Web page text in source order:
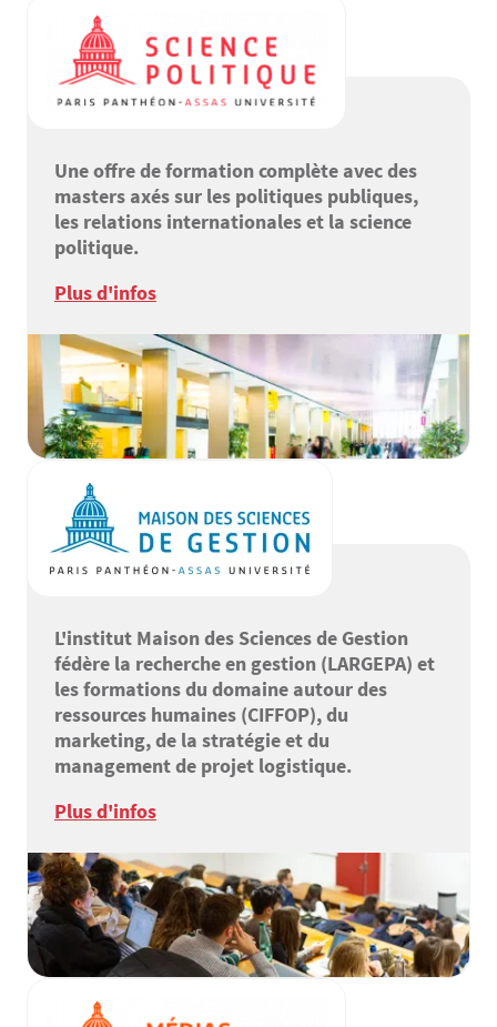
Une offre de formation complète avec des
masters axés sur les politiques publiques,
les relations internationales et la science
politique.
Plus d'infos
L'institut Maison des Sciences de Gestion
fédère la recherche en gestion (LARGEPA) et
les formations du domaine autour des
ressources humaines (CIFFOP), du
marketing, de la stratégie et du
management de projet logistique.
Plus d'infos